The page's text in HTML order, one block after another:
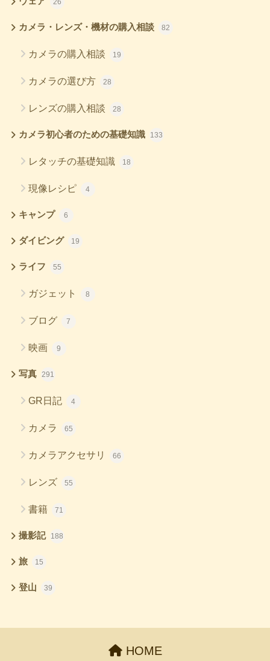
26
カメラ・レンズ・機材の購入相談 82
カメラの購入相談 19
カメラの選び方 28
レンズの購入相談 28
カメラ初心者のための基礎知識 133
レタッチの基礎知識 18
現像レシピ 4
キャンプ 6
ダイビング 19
ライフ 55
ガジェット 8
ブログ 7
映画 9
写真 291
GR日記 4
カメラ 65
カメラアクセサリ 66
レンズ 55
書籍 71
撮影記 188
旅 15
登山 39
HOME